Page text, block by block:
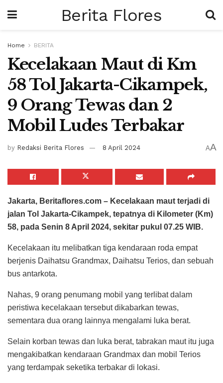
Berita Flores
Home BERITA
Kecelakaan Maut di Km
58 Tol Jakarta-Cikampek,
9 Orang Tewas dan 2
Mobil Ludes Terbakar
by Redaksi Berita Flores 8 April 2024 AA
Jakarta, Beritaflores.com – Kecelakaan maut terjadi di
jalan Tol Jakarta-Cikampek, tepatnya di Kilometer (Km)
58, pada Senin 8 April 2024, sekitar pukul 07.25 WIB.
Kecelakaan itu melibatkan tiga kendaraan roda empat
berjenis Daihatsu Grandmax, Daihatsu Terios, dan sebuah
bus antarkota.
Nahas, 9 orang penumang mobil yang terlibat dalam
peristiwa kecelakaan tersebut dikabarkan tewas,
sementara dua orang lainnya mengalami luka berat.
Selain korban tewas dan luka berat, tabrakan maut itu juga
mengakibatkan kendaraan Grandmax dan mobil Terios
yang terdampak seketika terbakar di lokasi.